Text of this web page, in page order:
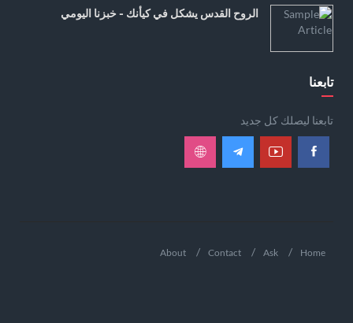
الروح القدس يشكل في كيأنك - خبزنا اليومي
تابعنا
تابعنا ليصلك كل جديد
Home
Ask
Contact
About